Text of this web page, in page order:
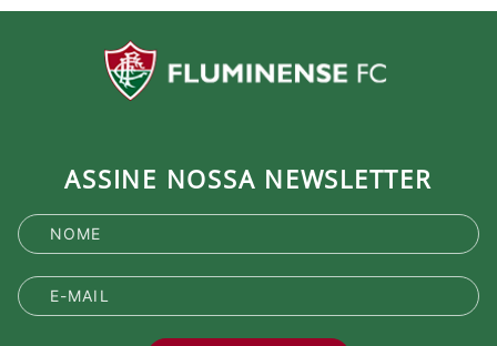
ASSINE NOSSA NEWSLETTER